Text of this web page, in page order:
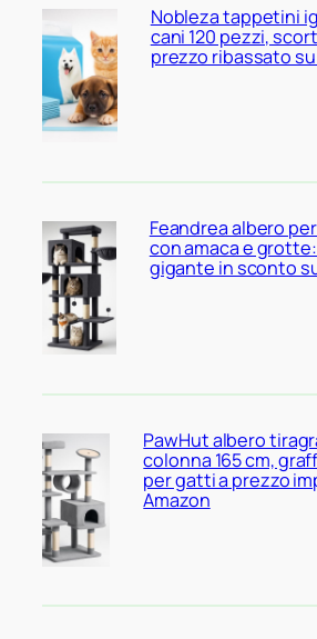
Nobleza tappetini
cani 120 pezzi,
prezzo ribassato
Feandrea albero
con amaca e
gigante in sconto
PawHut albero
colonna 165 cm,
per gatti a prezzo
Amazon